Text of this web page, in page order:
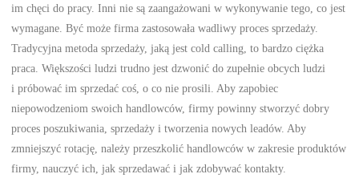
im chęci do pracy. Inni nie są zaangażowani w wykonywanie tego, co jest
wymagane. Być może firma zastosowała wadliwy proces sprzedaży.
Tradycyjna metoda sprzedaży, jaką jest cold calling, to bardzo ciężka
praca. Większości ludzi trudno jest dzwonić do zupełnie obcych ludzi
i próbować im sprzedać coś, o co nie prosili. Aby zapobiec
niepowodzeniom swoich handlowców, firmy powinny stworzyć dobry
proces poszukiwania, sprzedaży i tworzenia nowych leadów. Aby
zmniejszyć rotację, należy przeszkolić handlowców w zakresie produktów
firmy, nauczyć ich, jak sprzedawać i jak zdobywać kontakty.